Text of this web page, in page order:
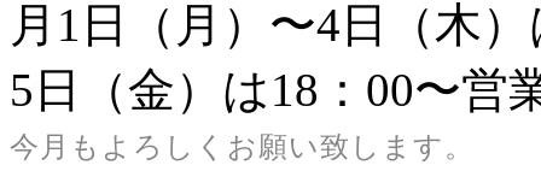
月1日（月）〜4日（木
5日（金）は18：00〜営
今月もよろしくお願い致します。